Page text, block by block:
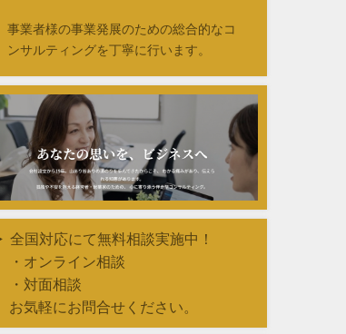
事業者様の事業発展のための総合的なコ
ンサルティングを丁寧に行います。
全国対応にて無料相談実施中！
・オンライン相談
・対面相談
お気軽にお問合せください。